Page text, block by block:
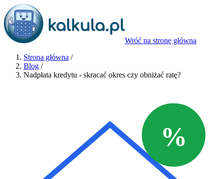
Wróć na stronę główną
Strona główna /
Blog /
Nadpłata kredytu - skracać okres czy obniżać ratę?
%